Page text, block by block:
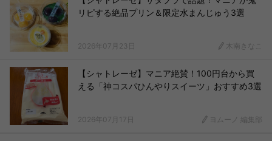
リピする絶品プリン＆限定水まんじゅう3選
2026年07月23日 木南きなこ
【シャトレーゼ】マニア絶賛！100円台から買
える「神コスパひんやりスイーツ」おすすめ3選
2026年07月17日 ヨムーノ 編集部